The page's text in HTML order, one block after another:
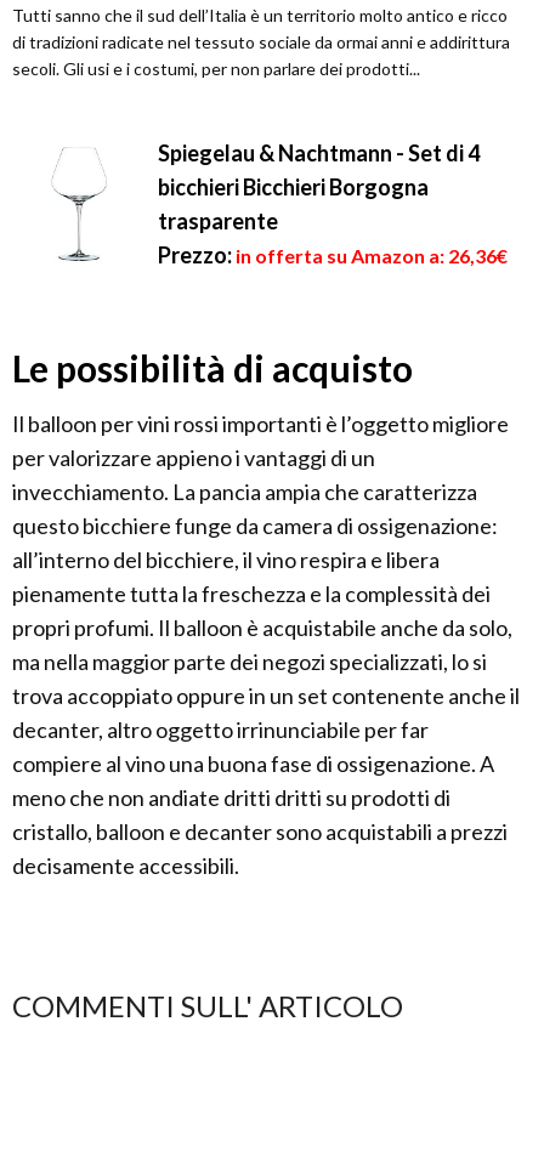
Tutti sanno che il sud dell’Italia è un territorio molto antico e ricco
di tradizioni radicate nel tessuto sociale da ormai anni e addirittura
secoli. Gli usi e i costumi, per non parlare dei prodotti...
Spiegelau & Nachtmann - Set di 4
bicchieri Bicchieri Borgogna
trasparente
Prezzo: in offerta su Amazon a: 26,36€
Le possibilità di acquisto
Il balloon per vini rossi importanti è l’oggetto migliore
per valorizzare appieno i vantaggi di un
invecchiamento. La pancia ampia che caratterizza
questo bicchiere funge da camera di ossigenazione:
all’interno del bicchiere, il vino respira e libera
pienamente tutta la freschezza e la complessità dei
propri profumi. Il balloon è acquistabile anche da solo,
ma nella maggior parte dei negozi specializzati, lo si
trova accoppiato oppure in un set contenente anche il
decanter, altro oggetto irrinunciabile per far
compiere al vino una buona fase di ossigenazione. A
meno che non andiate dritti dritti su prodotti di
cristallo, balloon e decanter sono acquistabili a prezzi
decisamente accessibili.
COMMENTI SULL' ARTICOLO